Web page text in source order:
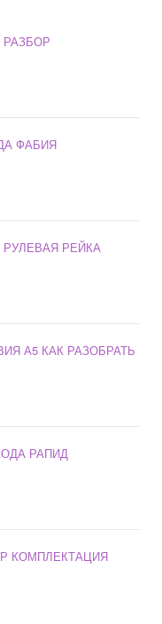
ФАБИЯ
РЕЙКА
А5 КАК РАЗОБРАТЬ
РАПИД
КОМПЛЕКТАЦИЯ